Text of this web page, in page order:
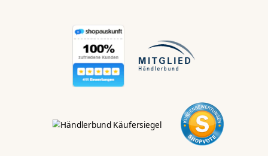
Liebhaber,
Kontaktiert uns direkt:
Wir antworten dir innerhalb von 24 Stunden.